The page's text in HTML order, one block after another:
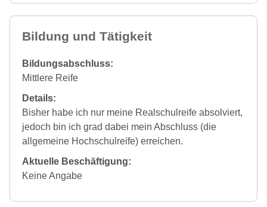
Bildung und Tätigkeit
Bildungsabschluss:
Mittlere Reife
Details:
Bisher habe ich nur meine Realschulreife absolviert,
jedoch bin ich grad dabei mein Abschluss (die
allgemeine Hochschulreife) erreichen.
Aktuelle Beschäftigung:
Keine Angabe